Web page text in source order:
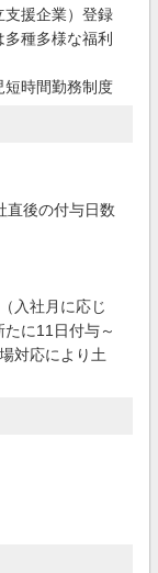
支援企業）登録
種多様な福利
短時間勤務制度
直後の付与日数
入社月に応じ
に11日付与～
対応により土